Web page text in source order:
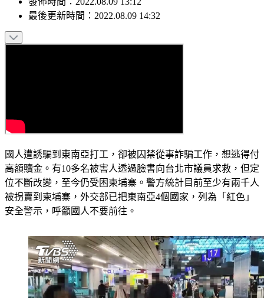
最後更新時間： 2022.08.09 14:32
國人遭誘騙到東南亞打工，卻被囚禁從事詐騙工作，想逃得付
高額贖金。有10多名被害人透過臉書向台北市議員求救，但定
位不斷改變，至今仍受困柬埔寨。警方統計目前至少有兩千人
被拐賣到柬埔寨，外交部已把東南亞4個國家，列為「紅色」
安全警示，呼籲國人不要前往。